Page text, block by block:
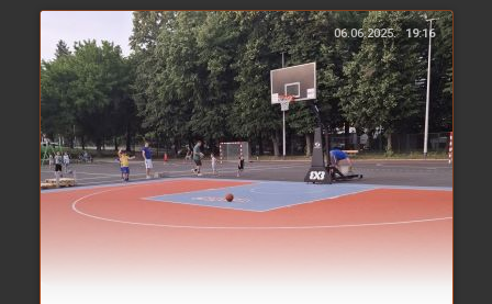
06.06.2025. 19:16